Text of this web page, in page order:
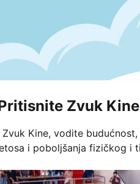
Zvuk
Kine, vodite
i poboljšanja fizičkog i